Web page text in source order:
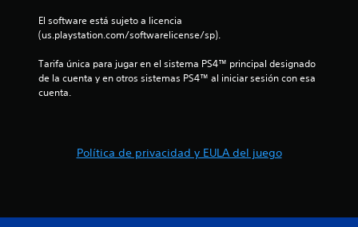
El software está sujeto a licencia
(us.playstation.com/softwarelicense/sp).
Tarifa única para jugar en el sistema PS4™ principal designado
de la cuenta y en otros sistemas PS4™ al iniciar sesión con esa
cuenta.
Política de privacidad y EULA del juego